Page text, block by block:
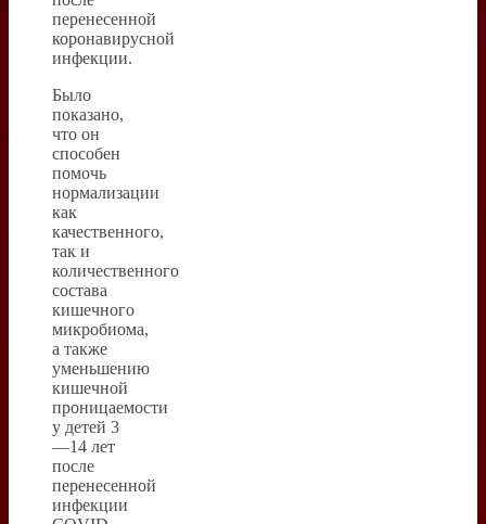
перенесенной
коронавирусной
инфекции.
Было
показано,
что он
способен
помочь
нормализации
как
качественного,
так и
количественного
состава
кишечного
микробиома,
а также
уменьшению
кишечной
проницаемости
у детей 3
—14 лет
после
перенесенной
инфекции